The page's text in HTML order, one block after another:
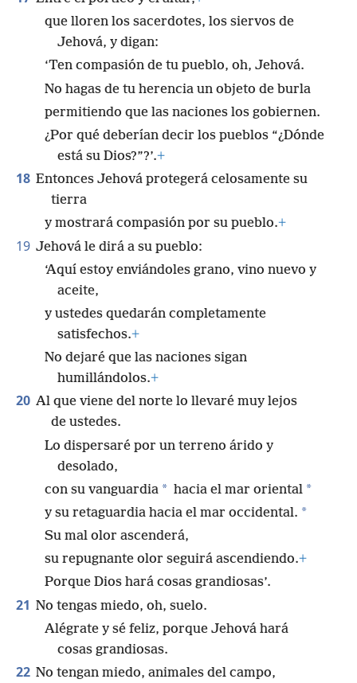
que lloren los sacerdotes, los siervos de
Jehová, y digan:
‘Ten compasión de tu pueblo, oh, Jehová.
No hagas de tu herencia un objeto de burla
permitiendo que las naciones los gobiernen.
¿Por qué deberían decir los pueblos “¿Dónde
está su Dios?”?’.+
18 Entonces Jehová protegerá celosamente su
tierra
y mostrará compasión por su pueblo.+
19 Jehová le dirá a su pueblo:
‘Aquí estoy enviándoles grano, vino nuevo y
aceite,
y ustedes quedarán completamente
satisfechos.+
No dejaré que las naciones sigan
humillándolos.+
20 Al que viene del norte lo llevaré muy lejos
de ustedes.
Lo dispersaré por un terreno árido y
desolado,
con su vanguardia * hacia el mar oriental *
y su retaguardia hacia el mar occidental. *
Su mal olor ascenderá,
su repugnante olor seguirá ascendiendo.+
Porque Dios hará cosas grandiosas’.
21 No tengas miedo, oh, suelo.
Alégrate y sé feliz, porque Jehová hará
cosas grandiosas.
22 No tengan miedo, animales del campo,